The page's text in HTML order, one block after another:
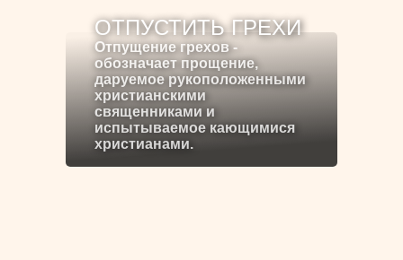
ОТПУСТИТЬ ГРЕХИ
Отпущение грехов -
обозначает прощение,
даруемое рукоположенными
христианскими
священниками и
испытываемое кающимися
христианами.